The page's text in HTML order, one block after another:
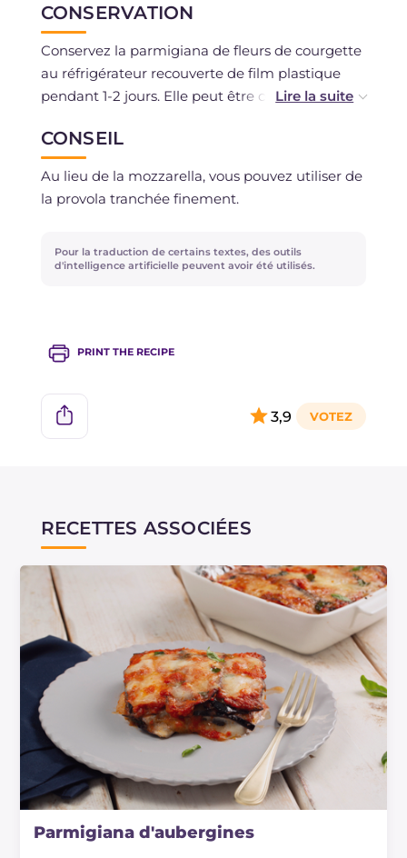
CONSERVATION
Conservez la parmigiana de fleurs de courgette
au réfrigérateur recouverte de film plastique
pendant 1-2 jours. Elle peut être congelée après
portions, et décongelée au réfrigérateur si
nécessaire avant de la réchauffer.
CONSEIL
Au lieu de la mozzarella, vous pouvez utiliser de
la provola tranchée finement.
Pour la traduction de certains textes, des outils
d'intelligence artificielle peuvent avoir été utilisés.
PRINT THE RECIPE
3,9
RECETTES ASSOCIÉES
Parmigiana d'aubergines